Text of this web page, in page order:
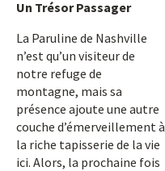
Un Trésor Passager
La Paruline de Nashville
n’est qu’un visiteur de
notre refuge de
montagne, mais sa
présence ajoute une autre
couche d’émerveillement à
la riche tapisserie de la vie
ici. Alors, la prochaine fois